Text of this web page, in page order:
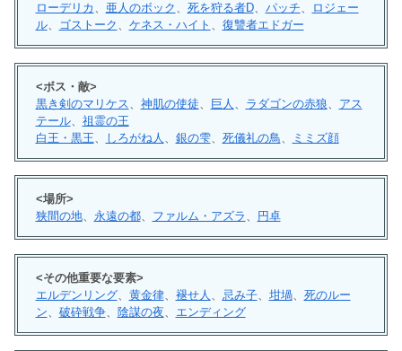
ローデリカ 、 亜人のボック 、 死を狩る者D、 パッチ、
ロジェー
ル、 ゴストーク 、 ケネス・ハイト 、 復讐者エドガー
<ボス・敵>
黒き剣のマリケス
神肌の使徒 巨人 ラダゴンの赤狼
アス
テール、 祖霊の王
白王・黒王
しろがね人 銀の雫、 死儀礼の鳥 ミミズ顔
<場所>
狭間の地、 永遠の都、 ファルム・アズラ 、 円卓
<その他重要な要素>
エルデンリング、 黄金律、 褪せ人 、 忌み子、 坩堝、 死のルー
ン、 破砕戦争、 陰謀の夜、 エンディング